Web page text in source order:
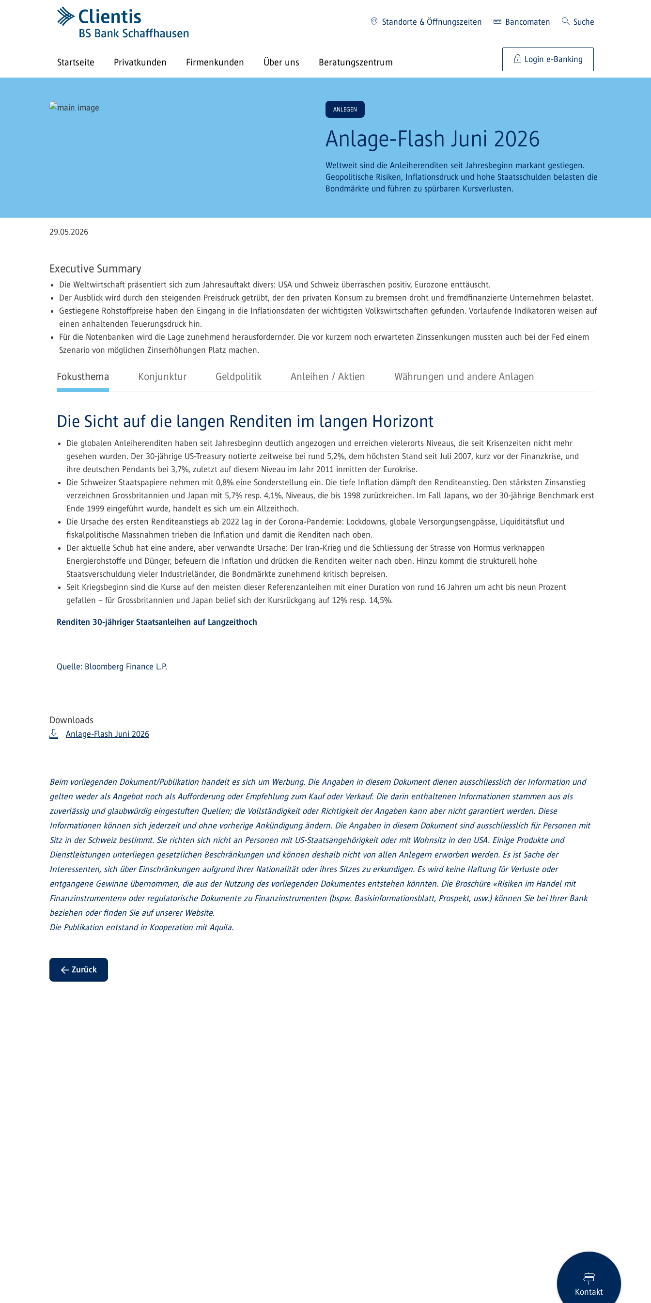
Standorte & Öffnungszeiten Bancomaten Suche
Startseite Privatkunden Firmenkunden Über uns Beratungszentrum Login e-Banking
ANLEGEN
Anlage-Flash Juni 2026
Weltweit sind die Anleiherenditen seit Jahresbeginn markant gestiegen.
Geopolitische Risiken, Inflationsdruck und hohe Staatsschulden belasten die
Bondmärkte und führen zu spürbaren Kursverlusten.
29.05.2026
Executive Summary
Die Weltwirtschaft präsentiert sich zum Jahresauftakt divers: USA und Schweiz überraschen positiv, Eurozone enttäuscht.
Der Ausblick wird durch den steigenden Preisdruck getrübt, der den privaten Konsum zu bremsen droht und fremdfinanzierte Unternehmen belastet.
Gestiegene Rohstoffpreise haben den Eingang in die Inflationsdaten der wichtigsten Volkswirtschaften gefunden. Vorlaufende Indikatoren weisen auf
einen anhaltenden Teuerungsdruck hin.
Für die Notenbanken wird die Lage zunehmend herausfordernder. Die vor kurzem noch erwarteten Zinssenkungen mussten auch bei der Fed einem
Szenario von möglichen Zinserhöhungen Platz machen.
Fokusthema Konjunktur Geldpolitik Anleihen / Aktien Währungen und andere Anlagen
Die Sicht auf die langen Renditen im langen Horizont
Die globalen Anleiherenditen haben seit Jahresbeginn deutlich angezogen und erreichen vielerorts Niveaus, die seit Krisen­zeiten nicht mehr
gesehen wurden. Der 30-jährige US-Treasury notierte zeitweise bei rund 5,2%, dem höchsten Stand seit Juli 2007, kurz vor der Finanzkrise, und
ihre deutschen Pendants bei 3,7%, zuletzt auf diesem Niveau im Jahr 2011 inmitten der Eurokrise.
Die Schweizer Staatspapiere nehmen mit 0,8% eine Sonderstellung ein. Die tiefe Inflation dämpft den Renditeanstieg. Den stärksten Zinsanstieg
verzeichnen Grossbritannien und Japan mit 5,7% resp. 4,1%, Niveaus, die bis 1998 zurückreichen. Im Fall Japans, wo der 30-jährige Benchmark erst
Ende 1999 eingeführt wurde, handelt es sich um ein Allzeithoch.
Die Ursache des ersten Renditeanstiegs ab 2022 lag in der ­Corona-Pandemie: Lockdowns, globale Versorgungsengpässe, Liquiditätsflut und
fiskalpolitische Massnahmen trieben die Inflation und damit die Renditen nach oben.
Der aktuelle Schub hat eine andere, aber verwandte Ursache: Der Iran-Krieg und die Schliessung der Strasse von Hormus verknappen
Energierohstoffe und Dünger, befeuern die Inflation und drücken die Renditen weiter nach oben. Hinzu kommt die strukturell hohe
Staatsverschuldung vieler Industrieländer, die Bondmärkte zunehmend kritisch bepreisen.
Seit Kriegsbeginn sind die Kurse auf den meisten dieser Referenzanleihen mit einer Duration von rund 16 Jahren um acht bis neun Prozent
gefallen – für Grossbritannien und Japan belief sich der Kursrückgang auf 12% resp. 14,5%.
Renditen 30-jähriger Staatsanleihen auf Langzeithoch
Quelle: Bloomberg Finance L.P.
Downloads
Anlage-Flash Juni 2026
Beim vorliegenden Dokument/Publikation handelt es sich um Werbung. Die Angaben in diesem Dokument dienen ausschliesslich der Information und
gelten weder als Angebot noch als Aufforderung oder Empfehlung zum Kauf oder Verkauf. Die darin enthaltenen Informationen stammen aus als
zuverlässig und glaubwürdig eingestuften Quellen; die Vollständigkeit oder Richtigkeit der Angaben kann aber nicht garantiert werden. Diese
Informationen können sich jederzeit und ohne vorherige Ankündigung ändern. Die Angaben in diesem Dokument sind ausschliesslich für Personen mit
Sitz in der Schweiz bestimmt. Sie richten sich nicht an Personen mit US-Staatsangehörigkeit oder mit Wohnsitz in den USA. Einige Produkte und
Dienstleistungen unterliegen gesetzlichen Beschränkungen und können deshalb nicht von allen Anlegern erworben werden. Es ist Sache der
Interessenten, sich über Einschränkungen aufgrund ihrer Nationalität oder ihres Sitzes zu erkundigen. Es wird keine Haftung für Verluste oder
entgangene Gewinne übernommen, die aus der Nutzung des vorliegenden Dokumentes entstehen könnten. Die Broschüre «Risiken im Handel mit
Finanzinstrumenten» oder regulatorische Dokumente zu Finanzinstrumenten (bspw. Basisinformationsblatt, Prospekt, usw.) können Sie bei Ihrer Bank
beziehen oder finden Sie auf unserer Website.
Die Publikation entstand in Kooperation mit Aquila.
← Zurück
Kontakt